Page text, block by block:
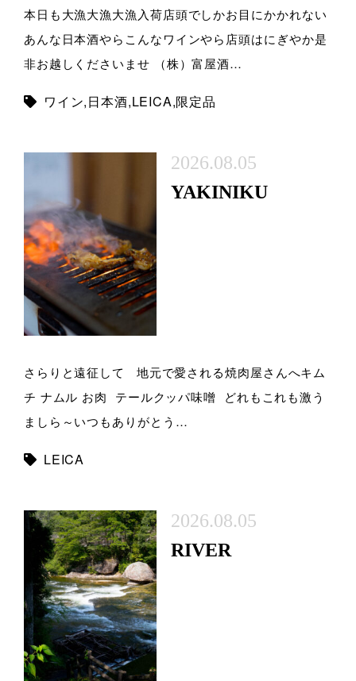
本日も大漁大漁大漁入荷店頭でしかお目にかかれない
あんな日本酒やらこんなワインやら店頭はにぎやか是
非お越しくださいませ （株）富屋酒…
ワイン,日本酒,LEICA,限定品
2026.08.05
YAKINIKU
さらりと遠征して 地元で愛される焼肉屋さんへキム
チ ナムル お肉 テールクッパ味噌 どれもこれも激う
ましら～いつもありがとう…
LEICA
2026.08.05
RIVER